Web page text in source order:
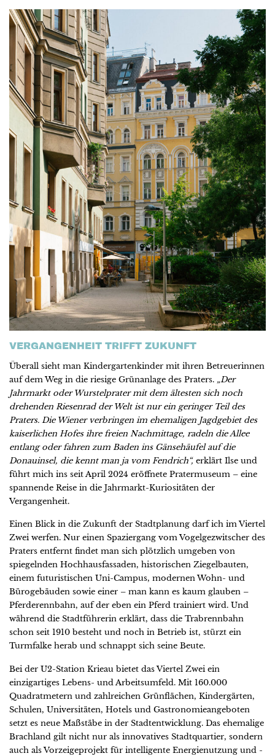
VERGANGENHEIT TRIFFT ZUKUNFT
Überall sieht man Kindergartenkinder mit ihren Betreuerinnen
auf dem Weg in die riesige Grünanlage des Praters. „Der
Jahrmarkt oder Wurstelprater mit dem ältesten sich noch
drehenden Riesenrad der Welt ist nur ein geringer Teil des
Praters. Die Wiener verbringen im ehemaligen Jagdgebiet des
kaiserlichen Hofes ihre freien Nachmittage, radeln die Allee
entlang oder fahren zum Baden ins Gänsehäufel auf die
Donauinsel, die kennt man ja vom Fendrich“, erklärt Ilse und
führt mich ins seit April 2024 eröffnete Pratermuseum – eine
spannende Reise in die Jahrmarkt-Kuriositäten der
Vergangenheit.
Einen Blick in die Zukunft der Stadtplanung darf ich im Viertel
Zwei werfen. Nur einen Spaziergang vom Vogelgezwitscher des
Praters entfernt findet man sich plötzlich umgeben von
spiegelnden Hochhausfassaden, historischen Ziegelbauten,
einem futuristischen Uni-Campus, modernen Wohn- und
Bürogebäuden sowie einer – man kann es kaum glauben –
Pferderennbahn, auf der eben ein Pferd trainiert wird. Und
während die Stadtführerin erklärt, dass die Trabrennbahn
schon seit 1910 besteht und noch in Betrieb ist, stürzt ein
Turmfalke herab und schnappt sich seine Beute.
Bei der U2-Station Krieau bietet das Viertel Zwei ein
einzigartiges Lebens- und Arbeitsumfeld. Mit 160.000
Quadratmetern und zahlreichen Grünflächen, Kindergärten,
Schulen, Universitäten, Hotels und Gastronomieangeboten
setzt es neue Maßstäbe in der Stadtentwicklung. Das ehemalige
Brachland gilt nicht nur als innovatives Stadtquartier, sondern
auch als Vorzeigeprojekt für intelligente Energienutzung und -